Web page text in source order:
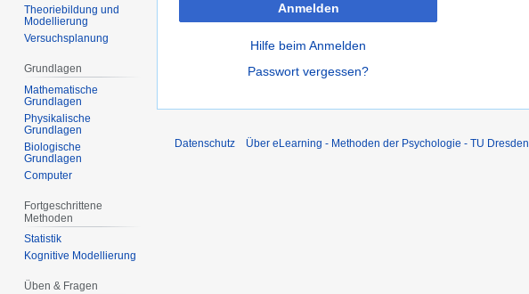
Anmelden
Hilfe beim Anmelden
Passwort vergessen?
Theoriebildung und
Modellierung
Versuchsplanung
Grundlagen
Mathematische
Grundlagen
Physikalische
Grundlagen
Biologische
Grundlagen
Computer
Fortgeschrittene
Methoden
Statistik
Kognitive Modellierung
Üben & Fragen
Datenschutz Über eLearning - Methoden der Psychologie - TU Dresden